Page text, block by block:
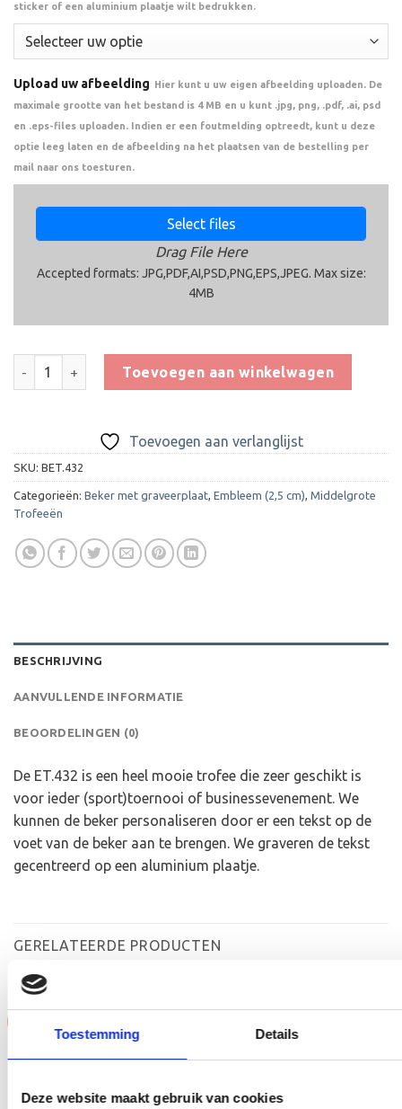
Toestemming Details
Deze website maakt gebruik van cookies
sticker of een aluminium plaatje wilt bedrukken.
Upload uw afbeelding
Hier kunt u uw eigen afbeelding uploaden. De
maximale grootte van het bestand is 4 MB en u kunt .jpg, png, .pdf, .ai, psd
en .eps-files uploaden. Indien er een foutmelding optreedt, kunt u deze
optie leeg laten en de afbeelding na het plaatsen van de bestelling per
mail naar ons toesturen.
Select files
Drag File Here
Accepted formats: JPG,PDF,AI,PSD,PNG,EPS,JPEG. Max size:
4MB
Trofee BET.432B aantal
Toevoegen aan winkelwagen
Toevoegen aan verlanglijst
SKU: BET.432
Categorieën: Beker met graveerplaat, Embleem (2,5 cm), Middelgrote
Trofeeën
BESCHRIJVING
AANVULLENDE INFORMATIE
BEOORDELINGEN (0)
De ET.432 is een heel mooie trofee die zeer geschikt is
voor ieder (sport)toernooi of businessevenement. We
kunnen de beker personaliseren door er een tekst op de
voet van de beker aan te brengen. We graveren de tekst
gecentreerd op een aluminium plaatje.
GERELATEERDE PRODUCTEN
aan
aan